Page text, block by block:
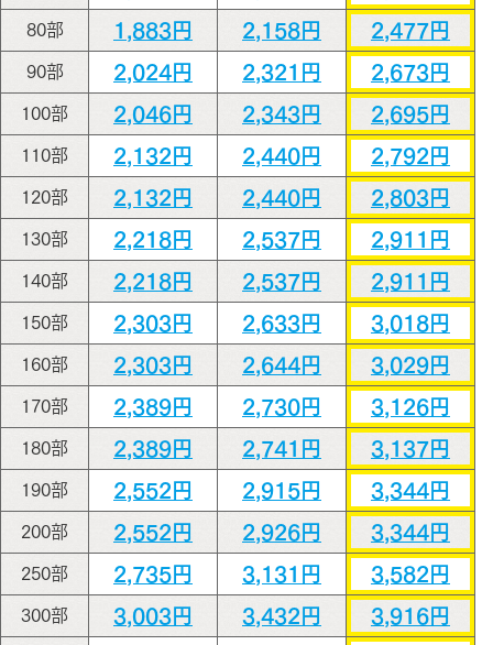
80部 1,883円 2,158円 2,477円
90部 2,024円 2,321円 2,673円
100部 2,046円 2,343円 2,695円
110部 2,132円 2,440円 2,792円
120部 2,132円 2,440円 2,803円
130部 2,218円 2,537円 2,911円
140部 2,218円 2,537円 2,911円
150部 2,303円 2,633円 3,018円
160部 2,303円 2,644円 3,029円
170部 2,389円 2,730円 3,126円
180部 2,389円 2,741円 3,137円
190部 2,552円 2,915円 3,344円
200部 2,552円 2,926円 3,344円
250部 2,735円 3,131円 3,582円
300部 3,003円 3,432円 3,916円